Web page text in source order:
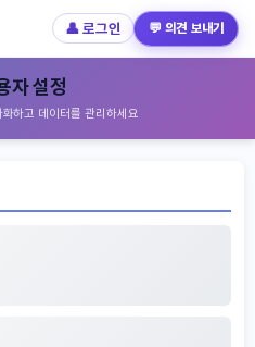
👤 로그인 💬 의견 보내기
자 설정
하고 데이터를 관리하세요